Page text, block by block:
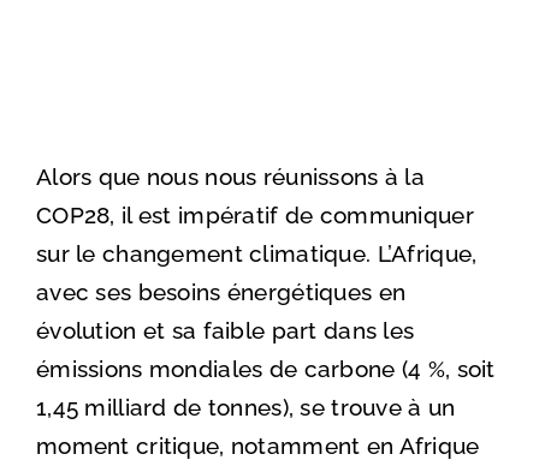
Alors que nous nous réunissons à la
COP28, il est impératif de communiquer
sur le changement climatique. L’Afrique,
avec ses besoins énergétiques en
évolution et sa faible part dans les
émissions mondiales de carbone (4 %, soit
1,45 milliard de tonnes), se trouve à un
moment critique, notamment en Afrique